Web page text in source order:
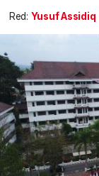
Red: Yusuf Assidiq